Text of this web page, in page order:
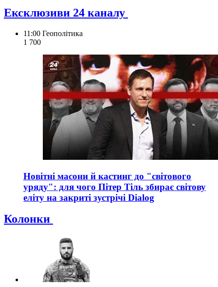
Ексклюзиви 24 каналу
11:00 Геополітика
1 700
Новітні масони й кастинг до "світового
уряду": для чого Пітер Тіль збирає світову
еліту на закриті зустрічі Dialog
Колонки